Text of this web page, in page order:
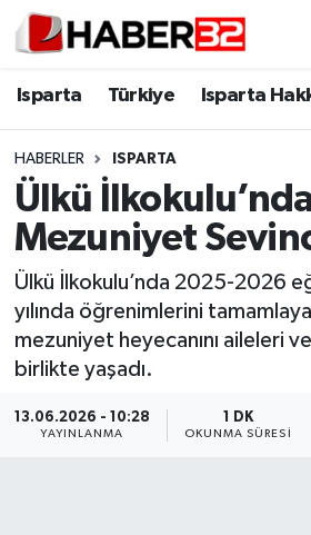
Isparta Türkiye Isparta
HABERLER ISPARTA
Ülkü
Mezuniyet
Ülkü İlkokulu’nda 2025-2026
yılında öğrenimlerini
mezuniyet heyecanını aileleri
birlikte yaşadı.
13.06.2026 - 10:28
YAYINLANMA
1 DK
OKUNMA SÜRESI
Isparta
Esnaf Diyor ki;
ASAYİŞ
BİLİM VE TEKNOLOJİ
EĞİTİM
GENEL
Isparta Nöbetçi Eczaneler
Isparta Trafik Yoğunluk
Süper Lig Puan Durumu ve
Tüm Manşetler
Son Dakika Haberleri
Haber Arşivi